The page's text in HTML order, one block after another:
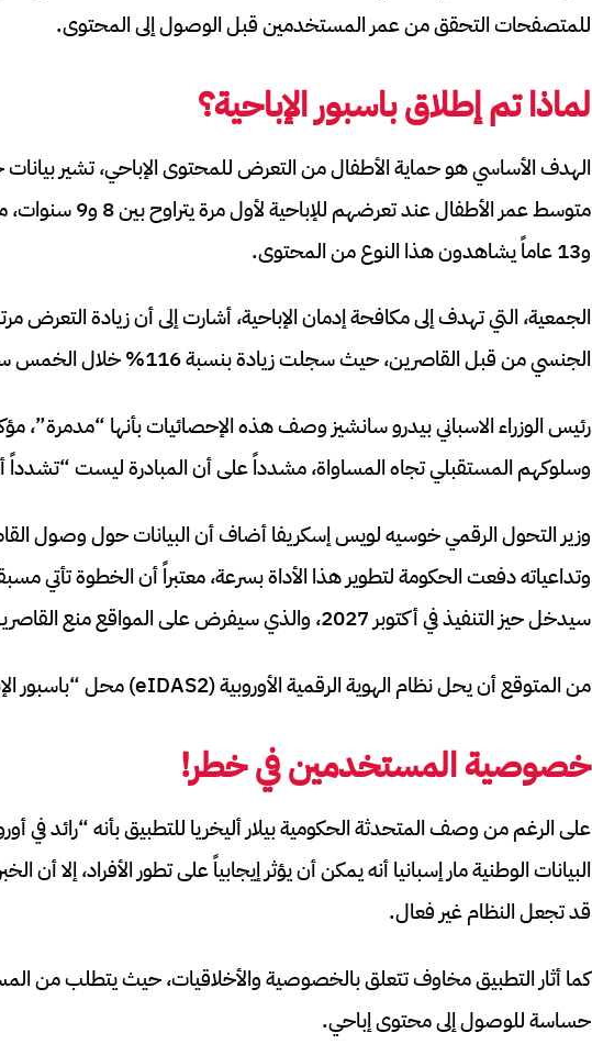
للمتصفحات التحقق من عمر المستخدمين قبل الوصول إلى المحتوى.
لماذا تم إطلاق باسبور الإباحية؟
الهدف الأساسي هو حماية الأطفال من التعرض للمحتوى الإباحي، تشير بيانات
و13 عاماً يشاهدون هذا النوع من المحتوى.
الجمعية، التي تهدف إلى مكافحة إدمان الإباحية، أشارت إلى أن زيادة التعرض
الجنسي من قبل القاصرين، حيث سجلت زيادة بنسبة 116% خلال الخمس سنوات الماضية.
رئيس الوزراء الاسباني بيدرو سانشيز وصف هذه الإحصائيات بأنها “مدمرة”،
وسلوكهم المستقبلي تجاه المساواة، مشدداً على أن المبادرة ليست “تشدداً
وزير التحول الرقمي خوسيه لويس إسكريفا أضاف أن البيانات حول وصول
وتداعياته دفعت الحكومة لتطوير هذا الأداة بسرعة، معتبراً أن الخطوة تأتي
سيدخل حيز التنفيذ في أكتوبر 2027، والذي سيفرض على المواقع منع القاصرين من الوصول.
من المتوقع أن يحل نظام الهوية الرقمية الأوروبية (eIDAS2) محل “باسبور الإباحية” عندها.
خصوصية المستخدمين في خطر!
على الرغم من وصف المتحدثة الحكومية بيلار أليخريا للتطبيق بأنه “رائد في
البيانات الوطنية مار إسبانيا أنه يمكن أن يؤثر إيجابياً على تطور الأفراد، إلا أن
قد تجعل النظام غير فعال.
كما أثار التطبيق مخاوف تتعلق بالخصوصية والأخلاقيات، حيث يتطلب من
حساسة للوصول إلى محتوى إباحي.